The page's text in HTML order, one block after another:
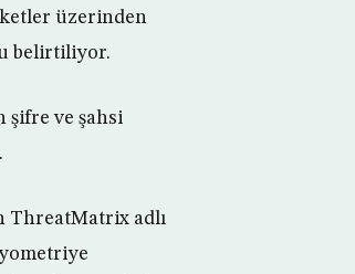
üzerinden
belirtiliyor.
şifre ve şahsi
ThreatMatrix adlı